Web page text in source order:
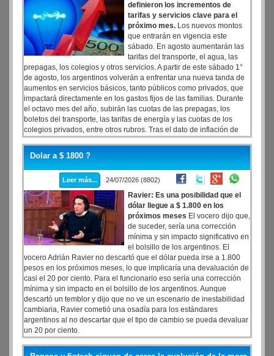
definieron los incrementos de
tarifas y servicios clave para el
próximo mes. Los nuevos montos
que entrarán en vigencia este
sábado. En agosto aumentarán las
tarifas del transporte, el agua, las
prepagas, los colegios y otros servicios. A partir de este sábado 1°
de agosto, los argentinos volverán a enfrentar una nueva tanda de
aumentos en servicios básicos, tanto públicos como privados, que
impactará directamente en los gastos fijos de las familias. Durante
el octavo mes del año, subirán las cuotas de las prepagas, los
boletos del transporte, las tarifas de energía y las cuotas de los
colegios privados, entre otros rubros. Tras el dato de inflación de
junio del 1,9%, las empresas y gobiernos ajustarán sus cuadros
tarifarios para agosto.
Dolar a $ 1800 ?
Leer más... 24/07/2026 (8802)
Ravier: Es una posibilidad que el
dólar llegue a $ 1.800 en los
próximos meses El vocero dijo que,
de suceder, sería una corrección
mínima y sin impacto significativo en
el bolsillo de los argentinos. El
vocero Adrián Ravier no descartó que el dólar pueda irse a 1.800
pesos en los próximos meses, lo que implicaría una devaluación de
casi el 20 por ciento. Para el funcionario eso sería una corrección
mínima y sin impacto en el bolsillo de los argentinos. Aunque
descartó un temblor y dijo que no ve un escenario de inestabilidad
cambiaria, Ravier cometió una osadía para los estándares
argentinos al no descartar que el tipo de cambio se pueda devaluar
un 20 por ciento.